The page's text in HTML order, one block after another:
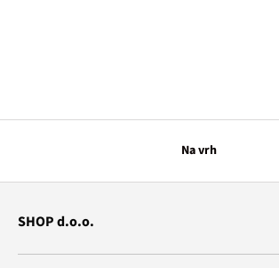
Na vrh
SHOP d.o.o.